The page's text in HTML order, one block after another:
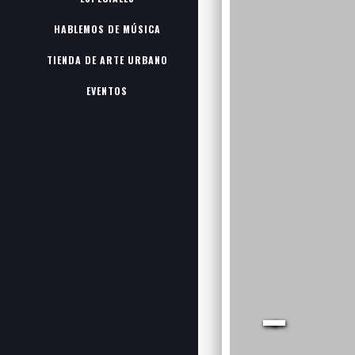
HABLEMOS DE MÚSICA
TIENDA DE ARTE URBANO
EVENTOS
BogotArt / 2019 / Sitio creado por
Índigo Estudio Interactivo